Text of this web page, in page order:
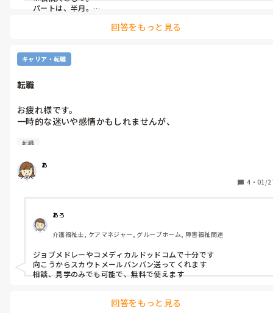
せっかく働いてくれるのだから少しでも長くいてほしいなと個人
教えるのってエネルギー使いますよね。
正直ストレスにはなりますが、、、。
パートは、半月。
回答をもっと見る
キャリア・転職
転職
お疲れ様です。
一時的な迷いや感情かもしれませんが、
転職サイトなど使った経験ある方いらっしゃいますか。
転職
あ
4 ・ 01/
あろ
介護福祉士, ケアマネジャー, グループホーム, 障害福祉関連
ジョブメドレーやコメディカルドッドコムで十分です
向こうからスカウトメールバンバン送ってくれます
相談、見学のみでも可能で、無料で使えます
回答をもっと見る